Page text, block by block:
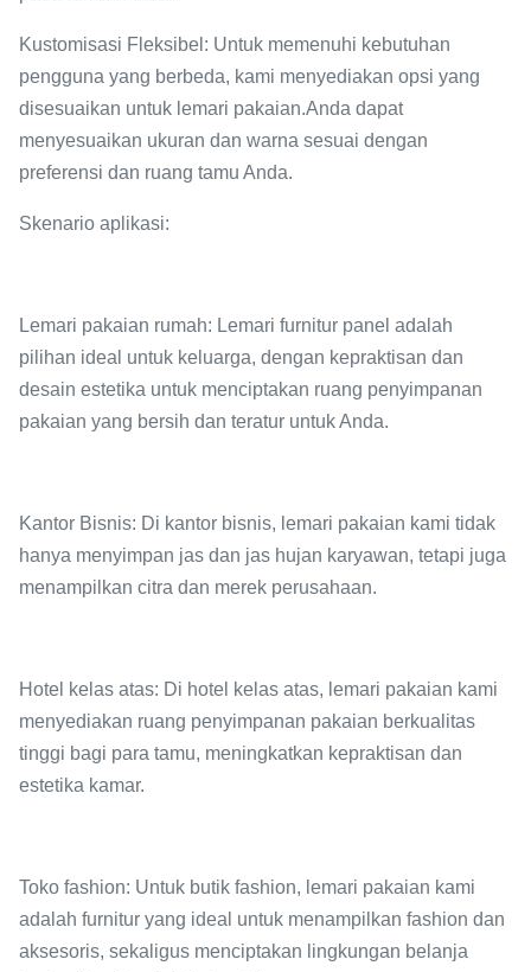
Kustomisasi Fleksibel: Untuk memenuhi kebutuhan
pengguna yang berbeda, kami menyediakan opsi yang
disesuaikan untuk lemari pakaian.Anda dapat
menyesuaikan ukuran dan warna sesuai dengan
preferensi dan ruang tamu Anda.
Skenario aplikasi:
Lemari pakaian rumah: Lemari furnitur panel adalah
pilihan ideal untuk keluarga, dengan kepraktisan dan
desain estetika untuk menciptakan ruang penyimpanan
pakaian yang bersih dan teratur untuk Anda.
Kantor Bisnis: Di kantor bisnis, lemari pakaian kami tidak
hanya menyimpan jas dan jas hujan karyawan, tetapi juga
menampilkan citra dan merek perusahaan.
Hotel kelas atas: Di hotel kelas atas, lemari pakaian kami
menyediakan ruang penyimpanan pakaian berkualitas
tinggi bagi para tamu, meningkatkan kepraktisan dan
estetika kamar.
Toko fashion: Untuk butik fashion, lemari pakaian kami
adalah furnitur yang ideal untuk menampilkan fashion dan
aksesoris, sekaligus menciptakan lingkungan belanja